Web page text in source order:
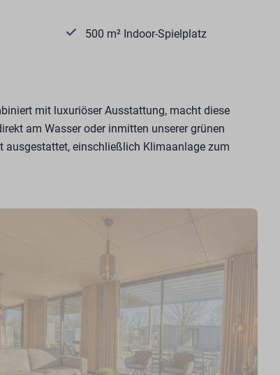
500 m² Indoor-Spielplatz
mit luxuriöser Ausstattung, macht diese
am Wasser oder inmitten unserer grünen
ausgestattet, einschließlich Klimaanlage zum